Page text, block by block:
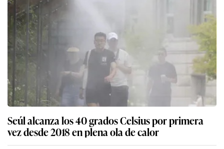
Seúl alcanza los 40 grados Celsius por primera
vez desde 2018 en plena ola de calor